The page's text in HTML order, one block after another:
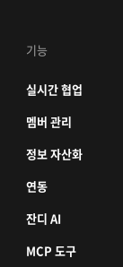
기능
실시간 협업
멤버 관리
정보 자산화
연동
잔디 AI
MCP 도구